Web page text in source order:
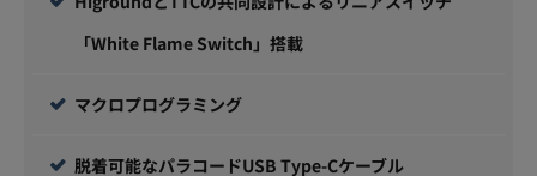
「White Flame Switch」搭載
マクロプログラミング
脱着可能なパラコードUSB Type-Cケーブル